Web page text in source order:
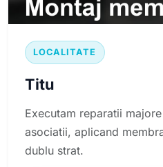
LOCALITATE
Titu
Executam reparatii
asociatii, aplicand
dublu strat.